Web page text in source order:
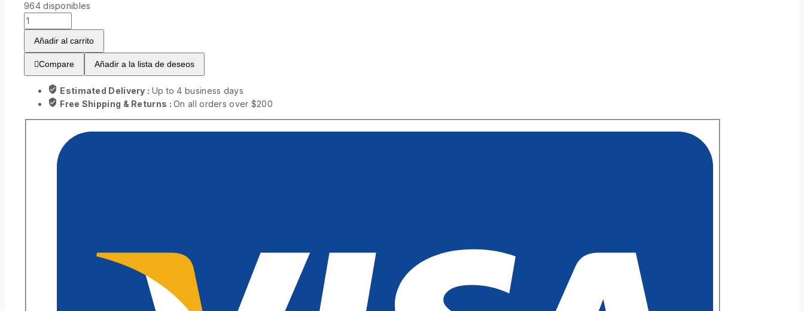
964disponibles
Biblia
Reina
Valera
1960
Fuentes
de
cantidad
Añadir al carrito
Compare Añadir a la lista de deseos
Estimated Delivery : Up to 4 business days
Free Shipping & Returns :On all orders over $200